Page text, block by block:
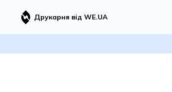
Друкарня від WE.UA